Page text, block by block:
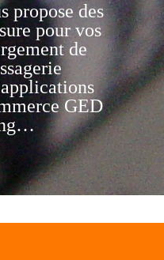
propose des
pour vos
de
GED